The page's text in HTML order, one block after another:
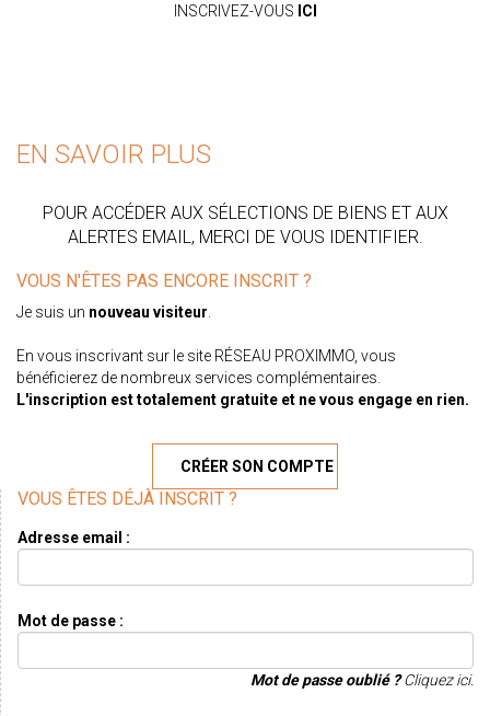
INSCRIVEZ-VOUS ICI
EN SAVOIR PLUS
POUR ACCÉDER AUX SÉLECTIONS DE BIENS ET AUX
ALERTES EMAIL, MERCI DE VOUS IDENTIFIER.
VOUS N'ÊTES PAS ENCORE INSCRIT ?
Je suis un nouveau visiteur.
En vous inscrivant sur le site RÉSEAU PROXIMMO, vous
bénéficierez de nombreux services complémentaires.
L'inscription est totalement gratuite et ne vous engage en rien.
CRÉER SON COMPTE
VOUS ÊTES DÉJÀ INSCRIT ?
Adresse email :
Mot de passe :
Mot de passe oublié ?Cliquez ici.